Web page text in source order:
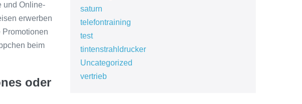
und Online-
erwerben
Promotionen
beim
oder
saturn
telefontraining
test
tintenstrahldrucker
Uncategorized
vertrieb